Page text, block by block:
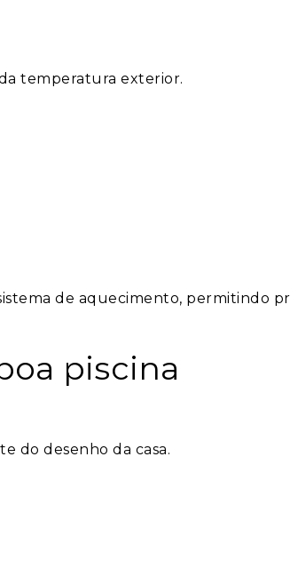
temperatura exterior.
de aquecimento, permitindo
piscina
do desenho da casa.